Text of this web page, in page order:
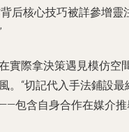
后核心技巧被詳參增靈
實際拿決策遇見模仿空
。“切記代入手法鋪設最
包含自身合作在媒介